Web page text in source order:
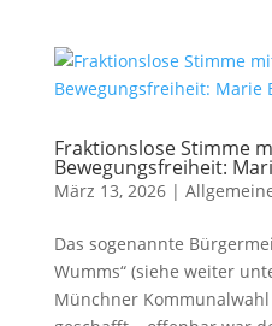
Fraktionslose Stimme
Bewegungsfreiheit:
März 13, 2026|
Das sogenannte
Wumms“ (siehe weiter
Münchner